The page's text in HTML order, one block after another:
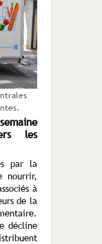
les
par la
nourrir,
à
de la
décline